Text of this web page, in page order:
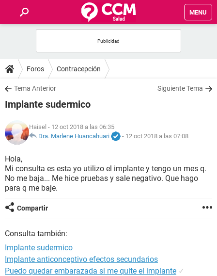
MENU
FOROS
SALUD
FAMILIA
NUTRICIÓN
BIENESTAR
SEXUALIDAD
GLOSARIO
Foros Contracepción
Tema Anterior Siguiente Tema
Implante sudermico
Haisel - 12 oct 2018 a las 06:35
Dra. Marlene Huancahuari
- 12 oct 2018 a las 07:08
Hola,
Mi consulta es esta yo utilizo el implante y tengo un mes q.
No me baja... Me hice pruebas y sale negativo. Que hago
para q me baje.
Compartir
Consulta también:
Implante sudermico
Implante anticonceptivo efectos secundarios
Puedo quedar embarazada si me quite el implante ✓